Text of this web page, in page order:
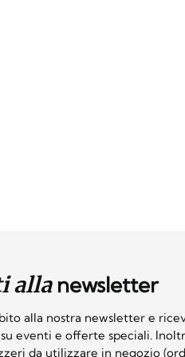
allanewsletter
alla nostra newsletter e
eventi e offerte speciali.
da utilizzare in negozio